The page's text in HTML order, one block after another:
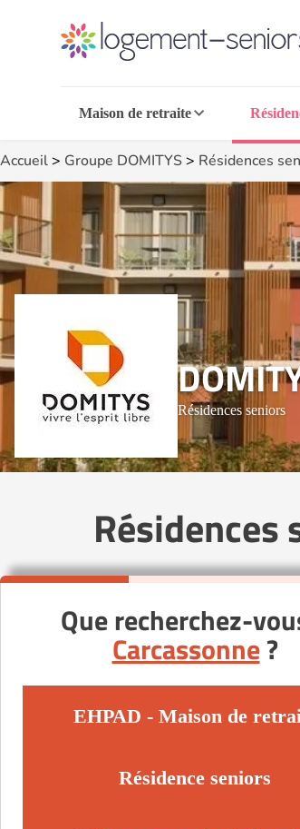
Maison de retraite
Accueil> Groupe DOMITYS> Résidences
Résidences seniors
Résidences
Que recherchez-
Carcassonne?
EHPAD - Maison de
Résidence seniors